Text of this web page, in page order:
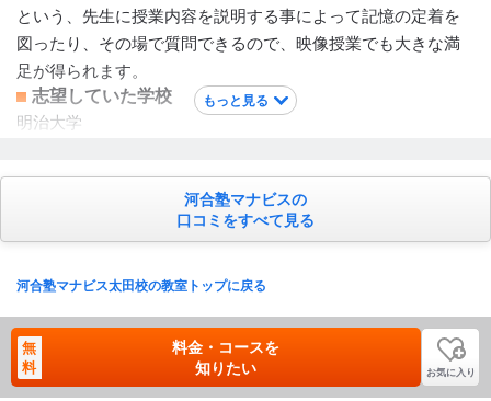
という、先生に授業内容を説明する事によって記憶の定着を
図ったり、その場で質問できるので、映像授業でも大きな満
足が得られます。
志望していた学校
明治大学
大体がアドバイザーという大学生のバイトの方ですが、その
バイトをするためにもテストや面接が行われているので不安
要素はないです。各教室に2名ほど正社員先生がいて、その人
社員になった方もいます。
カリキュラムはそれぞれのレベルによって決まっておりレベ
ル1〜5まであるのですが、その上にも各大学毎の対策講座な
ど、演習問題も揃っています。正社員の先生と3者面談を行な
もっと見る
河合塾マナビスの
口コミをすべて見る
河合塾マナビス太田校の教室トップに戻る
無
料
料金・コースを
知りたい
お気に入り